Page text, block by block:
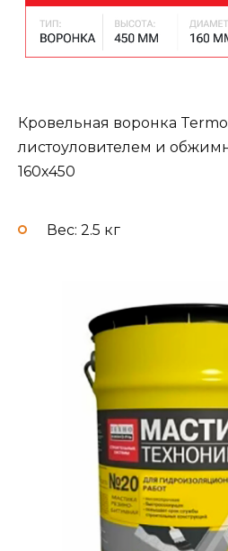
Кровельная воронка
листоуловителем и
160х450
Вес: 2.5 кг